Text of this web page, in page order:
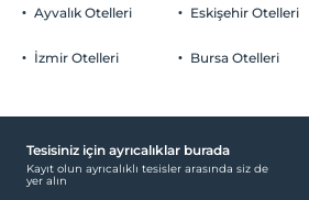
Ücretsiz Özel Otopark
Eğlence Hizmetleri
2 yaşına kadar olan bebekler ücretsizdir.
Ayvalık Otelleri
İzmir Otelleri
Eskişehir Otelleri
Bursa Otelleri
Tesisiniz için ayrıcalıklar burada
Kayıt olun ayrıcalıklı tesisler arasında siz de
yer alın